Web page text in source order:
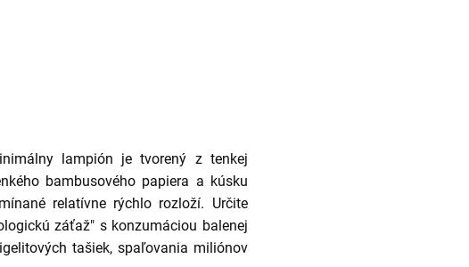
lampión je tvorený z tenkej
bambusového papiera a kúsku
relatívne rýchlo rozloží. Určite
záťaž" s konzumáciou balenej
tašiek, spaľovania miliónov